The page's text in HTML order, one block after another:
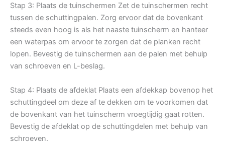
Stap 3: Plaats de tuinschermen Zet de tuinschermen recht
tussen de schuttingpalen. Zorg ervoor dat de bovenkant
steeds even hoog is als het naaste tuinscherm en hanteer
een waterpas om ervoor te zorgen dat de planken recht
lopen. Bevestig de tuinschermen aan de palen met behulp
van schroeven en L-beslag.
Stap 4: Plaats de afdeklat Plaats een afdekkap bovenop het
schuttingdeel om deze af te dekken om te voorkomen dat
de bovenkant van het tuinscherm vroegtijdig gaat rotten.
Bevestig de afdeklat op de schuttingdelen met behulp van
schroeven.